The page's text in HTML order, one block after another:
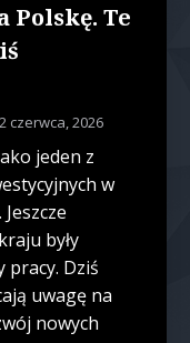
Polskę. Te
czerwca, 2026
jeden z
w
były
pracy. Dziś
uwagę na
nowych